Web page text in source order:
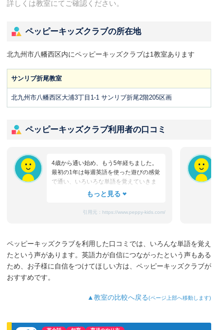
詳しくは教室にてご確認ください。
ペッピーキッズクラブの所在地
北九州市八幡西区内にペッピーキッズクラブは1教室あります
サンリブ折尾教室
北九州市八幡西区大浦3丁目1-1 サンリブ折尾2階205区画
ペッピーキッズクラブ利用者の口コミ
4歳から通い始め、もう5年経ちました。
最初の1年は毎週英語を使った遊びの感覚
で通い、いろいろな単語を覚えていきま
した。2年～3年後は妹に先生の真似をし
ァベットを2人で大きな声で復唱していま
通っています。習い事で英語・習字・ス
イミングに通っているので『部活動が始
まったらどれか辞める?』と娘に聞くと
からも成長して欲しいと思います。
引用元： https://www.peppy-kids.com/
ペッピーキッズクラブを利用した口コミでは、いろんな単語を覚え
たという声があります。英語力が自信につながったという声もある
ため、お子様に自信をつけてほしい方は、ペッピーキッズクラブが
おすすめです。
▲教室の比較へ戻る(ページ上部へ移動します)